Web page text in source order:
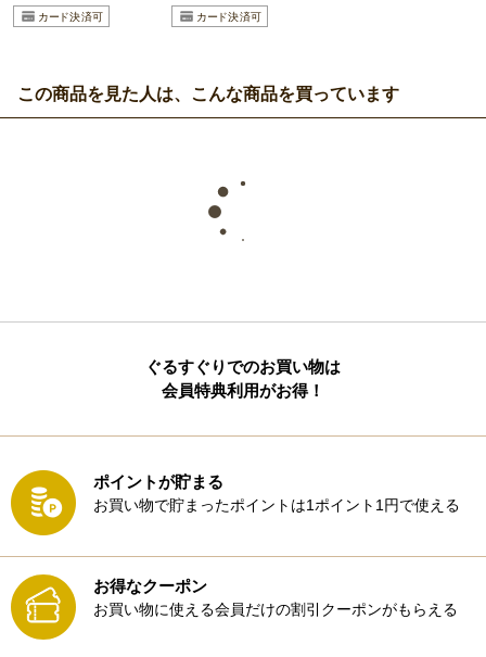
この商品を見た人は、こんな商品を買っています
ぐるすぐりでのお買い物は
会員特典利用がお得！
ポイントが貯まる
お買い物で貯まったポイントは1ポイント1円で使える
お得なクーポン
お買い物に使える会員だけの割引クーポンがもらえる